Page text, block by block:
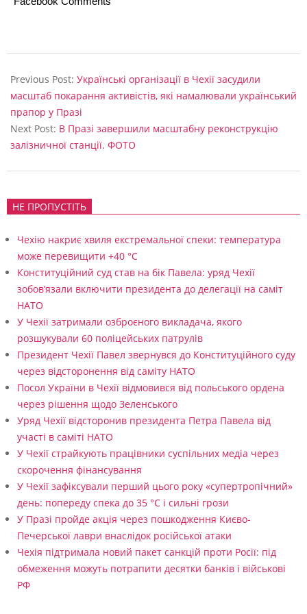
а
в
а
т
о
р
10-
24
Previous Post: Українські організації в Чехії засудили
масштаб покарання активістів, які намалювали український
прапор у Празі
Next Post: В Празі завершили масштабну реконструкцію
залізничної станції. ФОТО
НЕ ПРОПУСТІТЬ
Чехію накриє хвиля екстремальної спеки: температура
може перевищити +40 °C
Конституційний суд став на бік Павела: уряд Чехії
зобов’язали включити президента до делегації на саміт
НАТО
У Чехії затримали озброєного викладача, якого
розшукували 60 поліцейських патрулів
Президент Чехії Павел звернувся до Конституційного суду
через відсторонення від саміту НАТО
Посол України в Чехії відмовився від польського ордена
через рішення щодо Зеленського
Уряд Чехії відсторонив президента Петра Павела від
участі в саміті НАТО
У Чехії страйкують працівники суспільних медіа через
скорочення фінансування
У Чехії зафіксували перший цього року «супертропічний»
день: попереду спека до 35 °C і сильні грози
У Празі пройде акція через пошкодження Києво-
Печерської лаври внаслідок російської атаки
Чехія підтримала новий пакет санкцій проти Росії: під
обмеження можуть потрапити десятки банків і військові
РФ